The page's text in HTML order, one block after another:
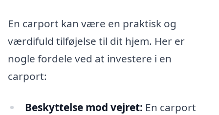
En carport kan være en praktisk og
værdifuld tilføjelse til dit hjem. Her er
nogle fordele ved at investere i en
carport:
Beskyttelse mod vejret: En carport